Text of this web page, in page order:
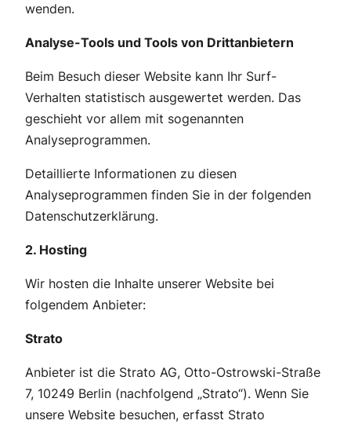
wenden.
Analyse-Tools und Tools von Drittanbietern
Beim Besuch dieser Website kann Ihr Surf-
Verhalten statistisch ausgewertet werden. Das
geschieht vor allem mit sogenannten
Analyseprogrammen.
Detaillierte Informationen zu diesen
Analyseprogrammen finden Sie in der folgenden
Datenschutzerklärung.
2. Hosting
Wir hosten die Inhalte unserer Website bei
folgendem Anbieter:
Strato
Anbieter ist die Strato AG, Otto-Ostrowski-Straße
7, 10249 Berlin (nachfolgend „Strato“). Wenn Sie
unsere Website besuchen, erfasst Strato